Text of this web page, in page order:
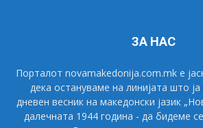
ЗА НАС
Порталот novamakedonija.com.mk е
дека остануваме на линијата што
дневен весник на македонски јазик
далечната 1944 година - да бидеме